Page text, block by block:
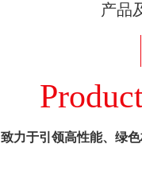
产品
致力于引领高性能、绿